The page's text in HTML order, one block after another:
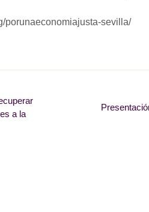
porunaeconomiajusta-sevilla/
a la